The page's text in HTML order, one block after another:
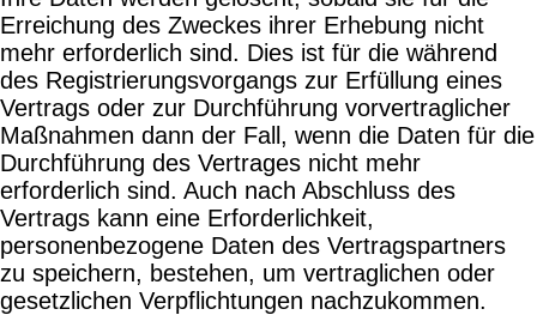
Erreichung des Zweckes ihrer Erhebung nicht
mehr erforderlich sind. Dies ist für die während
des Registrierungsvorgangs zur Erfüllung eines
Vertrags oder zur Durchführung vorvertraglicher
Maßnahmen dann der Fall, wenn die Daten für die
Durchführung des Vertrages nicht mehr
erforderlich sind. Auch nach Abschluss des
Vertrags kann eine Erforderlichkeit,
personenbezogene Daten des Vertragspartners
zu speichern, bestehen, um vertraglichen oder
gesetzlichen Verpflichtungen nachzukommen.